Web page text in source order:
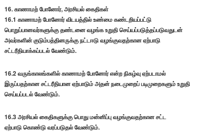
16. காணாமற் போனோர், அரசியல் கைதிகள்
16.1 காணாமற் போனோர் விடயத்தில் உண்மை கண்டறியப்பட்டு
பொறுப்பானவர்களுக்கு தண்டனை வழங்க உறுதி செய்யப்படுத்தப்படுவதுடன்
அவர்களின் குடும்பத்தினருக்கு நட்டஈடு வழங்குவதற்கான ஏற்பாடு
சட்டரீதியாக்கப்படல் வேண்டும்.
16.2 வருங்காலங்களில் காணாமற் போனோர் என்ற நிகழ்வு ஏற்படாமல்
இருப்பதற்கான சட்டரீதியான ஏற்பாடும் அதன் நடைமுறைப் படிமுறைகளும் உறுதி
செய்யப்படல் வேண்டும்.
16.3 அரசியல் கைதிகளுக்கு பொது மன்னிப்பு வழங்குவதற்கான சட்ட
ஏற்பாடு கொண்டு வரப்படுதல் வேண்டும்.